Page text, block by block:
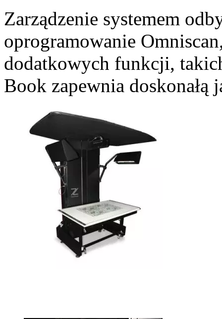
Zarządzenie systemem
oprogramowanie
dodatkowych funkcji,
Book zapewnia doskonałą